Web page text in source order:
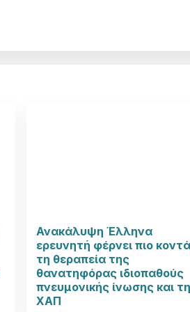
Ανακάλυψη Έλληνα
ερευνητή φέρνει πιο
τη θεραπεία της
θανατηφόρας ιδιοπαθούς
πνευμονικής ίνωσης και
ΧΑΠ